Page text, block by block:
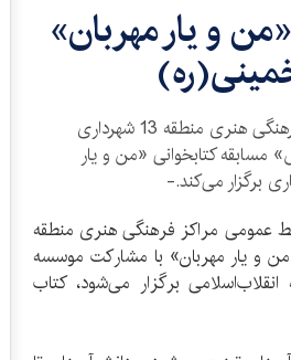
و یار مهربان»
کتابخانه امام خمینی(ره) وابسته به مدیریت فرهنگی هنری منطقه 13 شهرداری
کتابخوانی «من و یار
برگزار می‌کند.-
عمومی مراکز فرهنگی هنری منطقه
«من و یار مهربان» با مشارکت موسسه
برگزار می‌شود، کتاب